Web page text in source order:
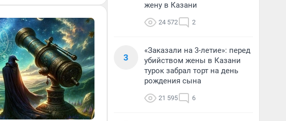
жену в Казани
24 572 2
3
«Заказали на 3-летие»: перед
убийством жены в Казани
турок забрал торт на день
рождения сына
21 595 6